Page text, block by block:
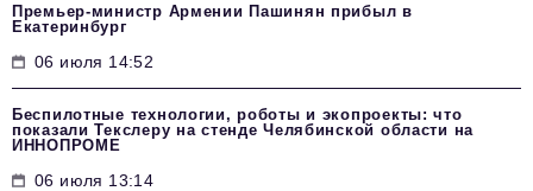
Премьер-министр Армении Пашинян прибыл в
Екатеринбург
06 июля 14:52
Беспилотные технологии, роботы и экопроекты: что
показали Текслеру на стенде Челябинской области на
ИННОПРОМЕ
06 июля 13:14